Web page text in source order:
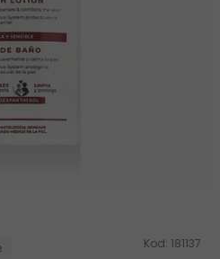
Kod: 181137